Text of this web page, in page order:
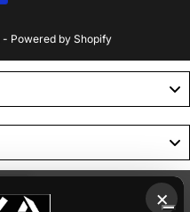
- Powered by Shopify
×